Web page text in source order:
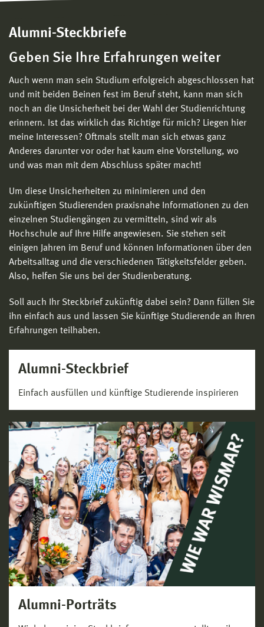
Alumni-Steckbriefe
Geben Sie Ihre Erfahrungen weiter
Auch wenn man sein Studium erfolgreich abgeschlossen hat
und mit beiden Beinen fest im Beruf steht, kann man sich
noch an die Unsicherheit bei der Wahl der Studienrichtung
erinnern. Ist das wirklich das Richtige für mich? Liegen hier
meine Interessen? Oftmals stellt man sich etwas ganz
Anderes darunter vor oder hat kaum eine Vorstellung, wo
und was man mit dem Abschluss später macht!
Um diese Unsicherheiten zu minimieren und den
zukünftigen Studierenden praxisnahe Informationen zu den
einzelnen Studiengängen zu vermitteln, sind wir als
Hochschule auf Ihre Hilfe angewiesen. Sie stehen seit
einigen Jahren im Beruf und können Informationen über den
Arbeitsalltag und die verschiedenen Tätigkeitsfelder geben.
Also, helfen Sie uns bei der Studienberatung.
Soll auch Ihr Steckbrief zukünftig dabei sein? Dann füllen Sie
ihn einfach aus und lassen Sie künftige Studierende an Ihren
Erfahrungen teilhaben.
Alumni-Steckbrief
Einfach ausfüllen und künftige Studierende inspirieren
Alumni-Porträts